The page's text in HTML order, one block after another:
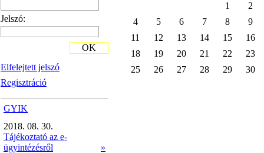
Jelszó:
Elfelejtett jelszó
Regisztráció
OK
GYIK
2018. 08. 30.
Tájékoztató az e-
ügyintézésről
»
1
2
4
5 6 7 8
9
11
12 13 14 15
16
18
19 20 21 22
23
25
26 27 28 29 30